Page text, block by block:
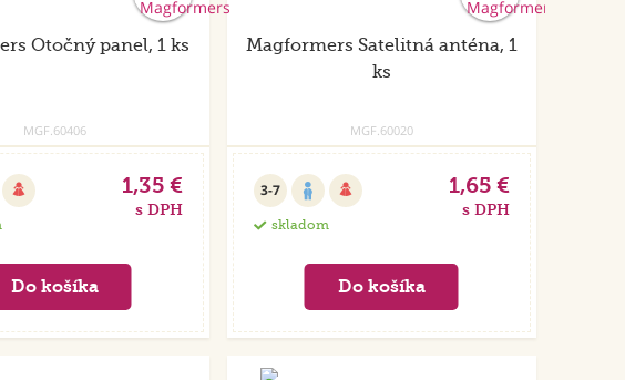
Otočný panel, 1 ks
MGF.60406
1,35 €
s DPH
Magformers Satelitná anténa, 1
ks
MGF.60020
3-7
skladom
1,65 €
s DPH